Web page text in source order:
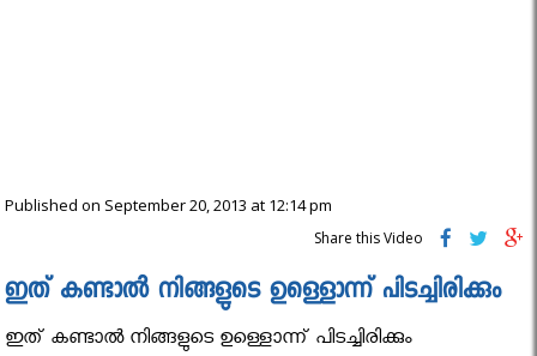
Published on September 20, 2013 at 12:14 pm
Share this Video
ഇത് കണ്ടാല്‍ നിങ്ങളുടെ ഉള്ളൊന്ന് പിടച്ചിരിക്കും
ഇത് കണ്ടാല്‍ നിങ്ങളുടെ ഉള്ളൊന്ന് പിടച്ചിരിക്കും